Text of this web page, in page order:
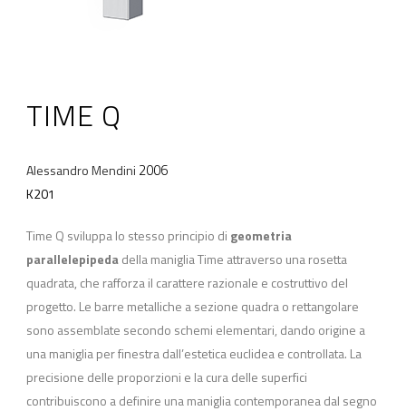
TIME Q
Alessandro Mendini 2006
K201
Time Q sviluppa lo stesso principio di geometria
parallelepipedadella maniglia Time attraverso una rosetta
quadrata, che rafforza il carattere razionale e costruttivo del
progetto. Le barre metalliche a sezione quadra o rettangolare
sono assemblate secondo schemi elementari, dando origine a
una maniglia per finestra dall’estetica euclidea e controllata. La
precisione delle proporzioni e la cura delle superfici
contribuiscono a definire una maniglia contemporanea dal segno